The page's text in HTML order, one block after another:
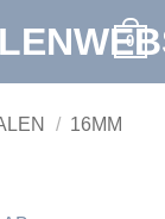
0
/ 16MM